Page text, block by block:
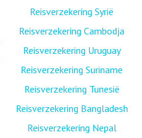
Reisverzekering Syrië
Reisverzekering Cambodja
Reisverzekering Uruguay
Reisverzekering Suriname
Reisverzekering Tunesië
Reisverzekering Bangladesh
Reisverzekering Nepal